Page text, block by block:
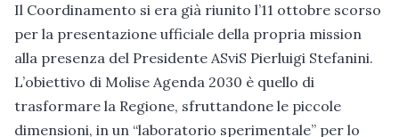
Il Coordinamento si era già riunito l’11 ottobre scorso
per la presentazione ufficiale della propria mission
alla presenza del Presidente ASviS Pierluigi Stefanini.
L’obiettivo di Molise Agenda 2030 è quello di
trasformare la Regione, sfruttandone le piccole
dimensioni, in un “laboratorio sperimentale” per lo